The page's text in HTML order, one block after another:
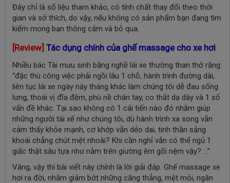
Đây chỉ là số liệu tham khảo, có tính chất thay đổi theo thời
gian và sở thích, do vậy, nếu không có sản phẩm bạn đang tìm
kiếm mong bạn thông cảm và bỏ qua.
[Review] Tác dụng chính của ghế massage cho xe hơi
Nhiều bác Tài mưu sinh bằng nghề lái xe thường than thở rằng:
“đặc thù công việc phải ngồi lâu 1 chỗ, hành trình đường dài,
liên tục lái xe ngày này tháng khác làm chúng tôi dễ đau sống
lưng, thoái vị đĩa đệm, phù nề chân tay, co thắt dạ dày và 1 số
vấn đề khác. Tại sao không có 1 cải tiến nào đó nhằm giúp
những người tài xế như chúng tôi, dù hành trình xa song vẫn
cảm thấy khỏe mạnh, cơ khớp vẫn dẻo dai, tinh thần sảng
khoái chẳng chút mệt nhoài? Khi cần nghỉ vẫn có thể ngủ 1
giấc thật sâu tựa như nằm trên giường êm gối nệm vậy? ...”
Vâng, vậy thì bài viết này chính là lời giải đáp. Ghế massage xe
hơi ra đời, nhằm giảm bớt những căng thẳng, mệt mỏi, ngăn